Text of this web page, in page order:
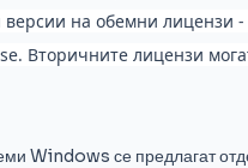
версии на обемни лицензи
Вторичните лицензи
Windows се предлагат